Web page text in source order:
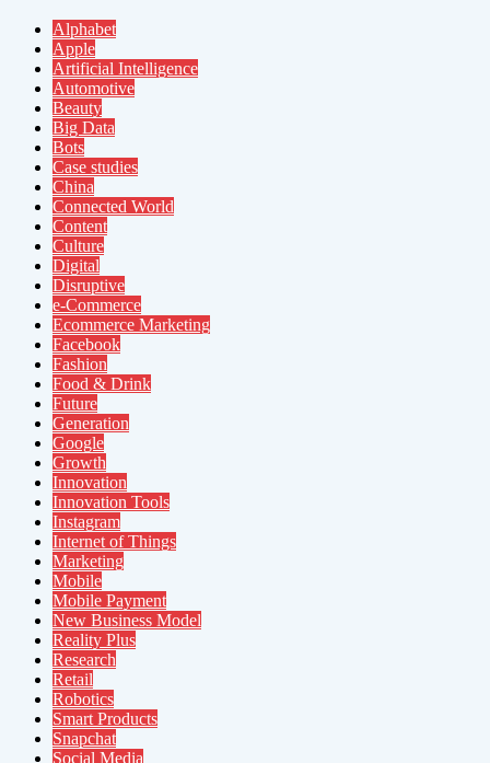
Alphabet
Apple
Artificial Intelligence
Automotive
Beauty
Big Data
Bots
Case studies
China
Connected World
Content
Culture
Digital
Disruptive
e-Commerce
Ecommerce Marketing
Facebook
Fashion
Food & Drink
Future
Generation
Google
Growth
Innovation
Innovation Tools
Instagram
Internet of Things
Marketing
Mobile
Mobile Payment
New Business Model
Reality Plus
Research
Retail
Robotics
Smart Products
Snapchat
Social Media